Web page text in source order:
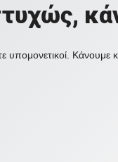
υπομονετικοί. Κάνουμε